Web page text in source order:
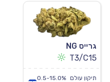
גרייס NG
T3/C15
תיקון עולם
0.5-15.0%